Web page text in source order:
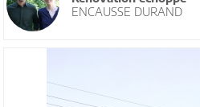
ENCAUSSE DURAND